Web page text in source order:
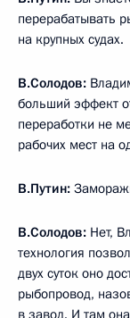
перерабатывать
на крупных судах.
В.Солодов:
больший эффект
переработки не
рабочих мест на
В.Путин:
В.Солодов: Нет,
технология
двух суток оно
рыбопровод,